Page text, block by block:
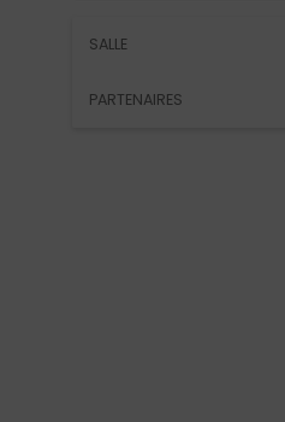
SALLE
PARTENAIRES